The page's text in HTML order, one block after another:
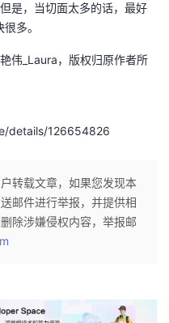
是，当切⾯太多的话，最好
多。
伟_Laura，版权归原作者所
details/126654826
转载文章，如果您发现本
邮件进行举报，并提供相
除涉嫌侵权内容，举报邮